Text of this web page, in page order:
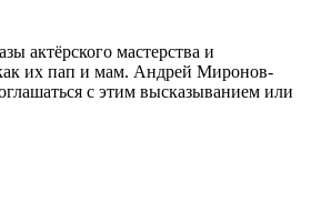
актёрского мастерства и
как их пап и мам. Андрей Миронов-
с этим высказыванием или